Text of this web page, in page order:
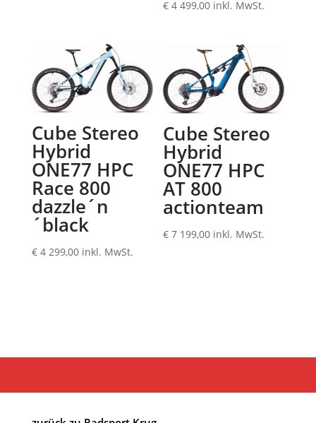
€ 4 499,00 inkl. MwSt.
Cube Stereo
Hybrid
ONE77 HPC
Race 800
dazzle´n
´black
€4 299,00 inkl. MwSt.
Cube Stereo
Hybrid
ONE77 HPC
AT 800
actionteam
€ 7 199,00 inkl. MwSt.